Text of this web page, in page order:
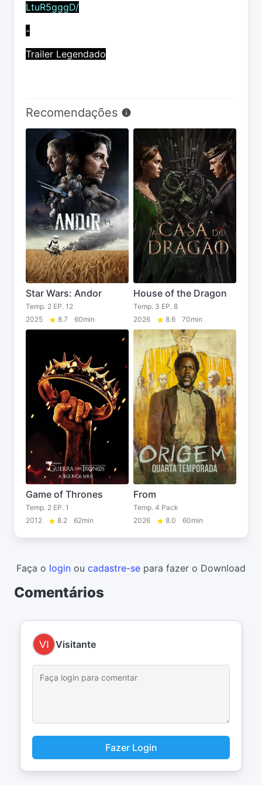
LtuR5gggD/
-
Trailer Legendado
Recomendações
Star Wars: Andor
Temp. 2 EP. 12
2025
8.7 60min
House of the Dragon
Temp. 3 EP. 8
2026
8.6 70min
Game of Thrones
Temp. 2 EP. 1
2012
8.2 62min
From
Temp. 4 Pack
2026
8.0 60min
Faça o login ou cadastre-se para fazer o Download
Comentários
Visitante
Fazer Login